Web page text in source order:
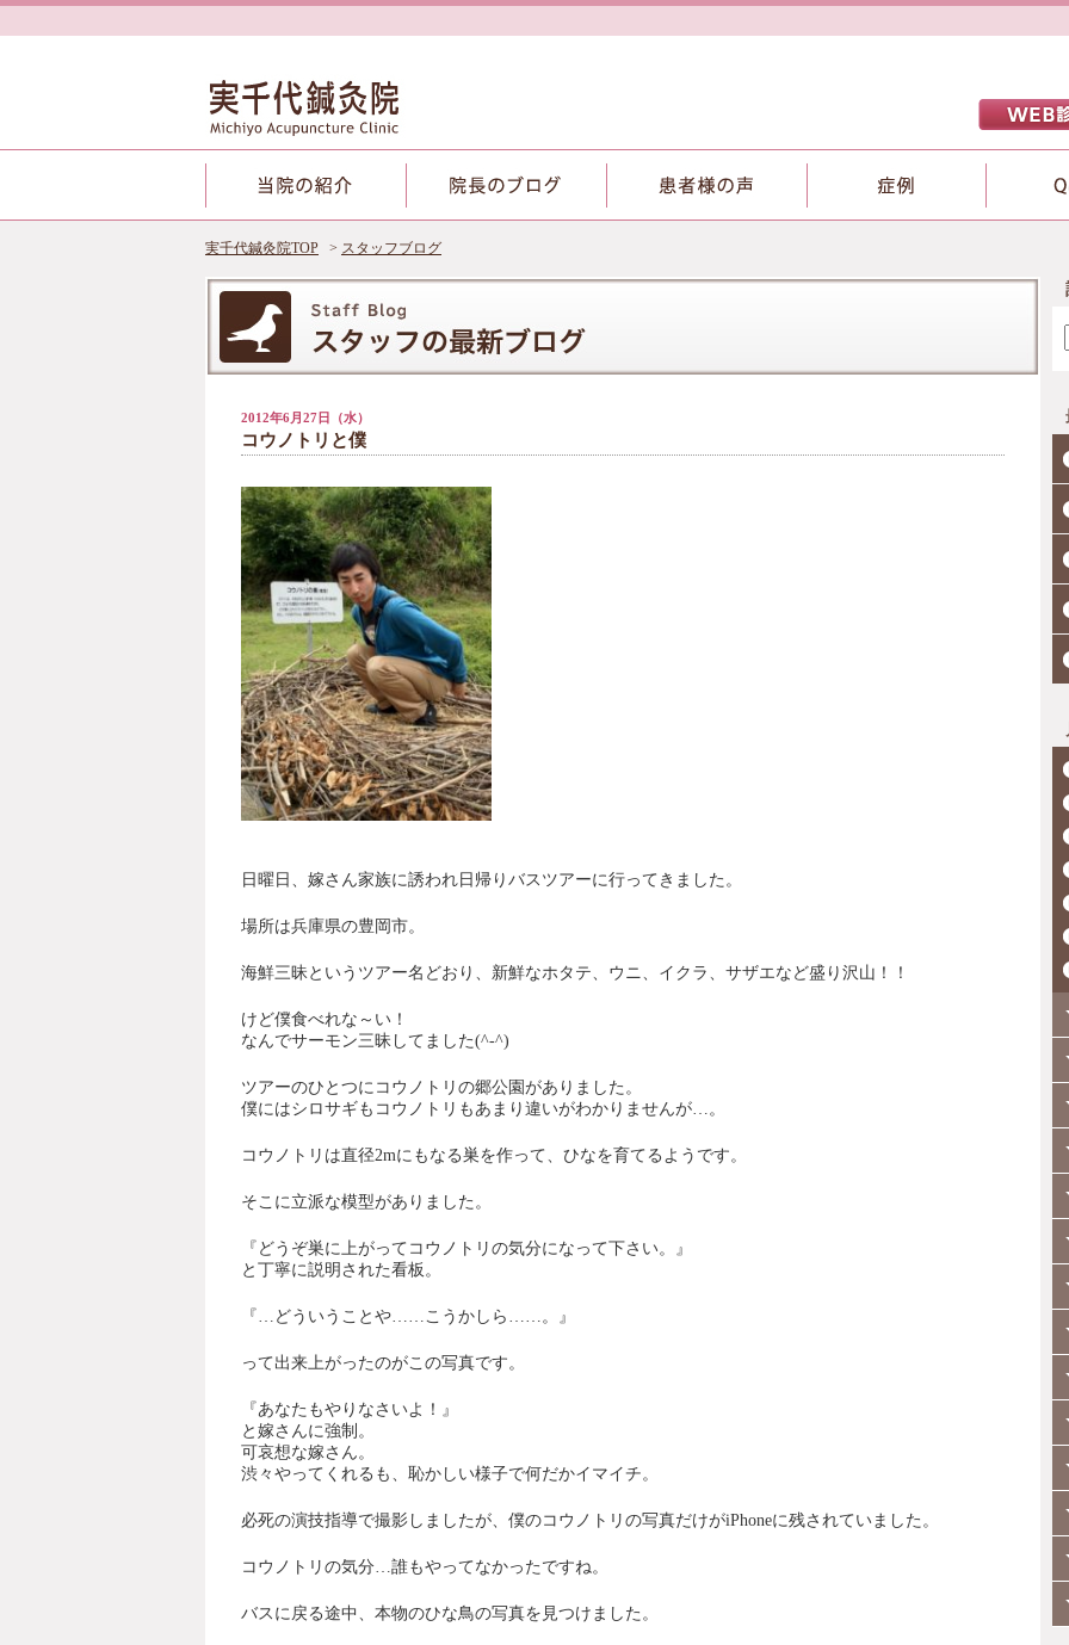
実千代鍼灸院TOP スタッフブログ
2012年6月27日（水）
コウノトリと僕
日曜日、嫁さん家族に誘われ日帰りバスツアーに行ってきました。
場所は兵庫県の豊岡市。
海鮮三昧というツアー名どおり、新鮮なホタテ、ウニ、イクラ、サザエなど盛り沢山！！
けど僕食べれな～い！
なんでサーモン三昧してました(^-^)
ツアーのひとつにコウノトリの郷公園がありました。
僕にはシロサギもコウノトリもあまり違いがわかりませんが…。
コウノトリは直径2mにもなる巣を作って、ひなを育てるようです。
そこに立派な模型がありました。
『どうぞ巣に上がってコウノトリの気分になって下さい。』
と丁寧に説明された看板。
『…どういうことや……こうかしら……。』
って出来上がったのがこの写真です。
『あなたもやりなさいよ！』
と嫁さんに強制。
可哀想な嫁さん。
渋々やってくれるも、恥かしい様子で何だかイマイチ。
必死の演技指導で撮影しましたが、僕のコウノトリの写真だけがiPhoneに残されていました。
コウノトリの気分…誰もやってなかったですね。
バスに戻る途中、本物のひな鳥の写真を見つけました。